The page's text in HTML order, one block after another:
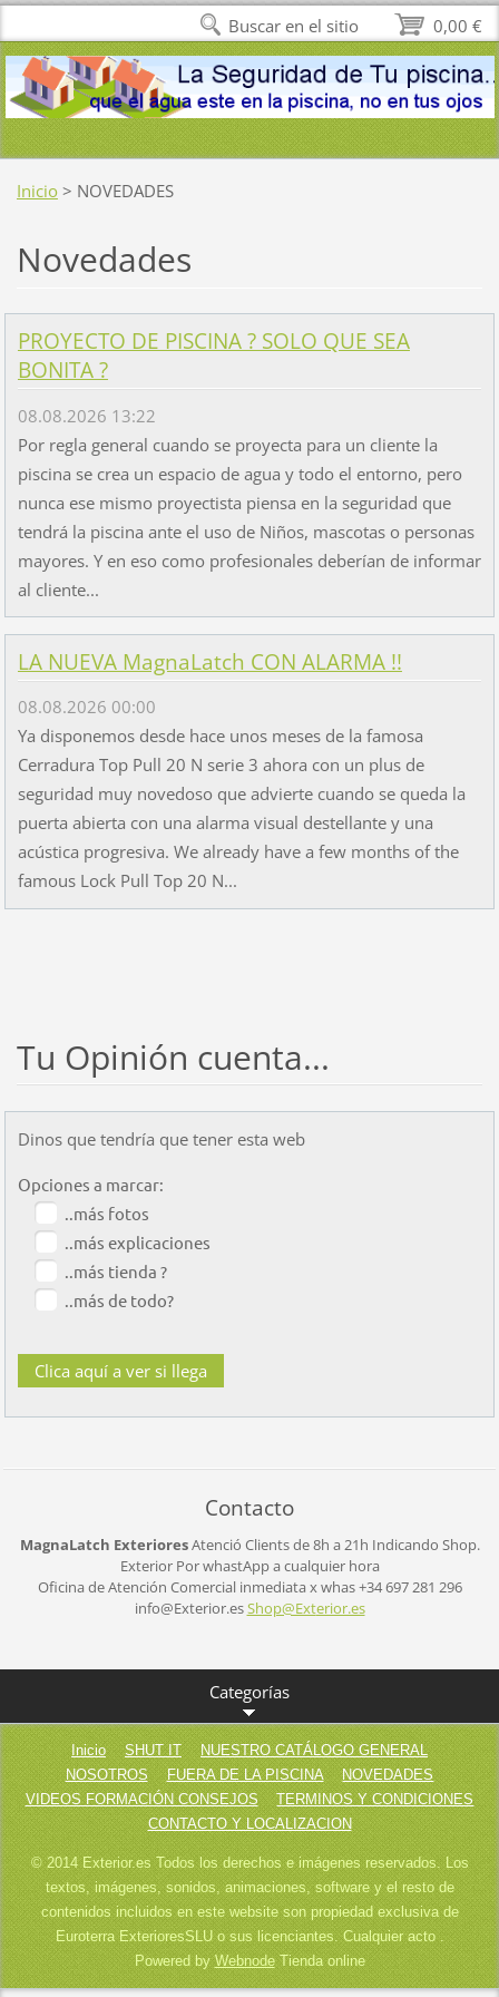
Inicio > NOVEDADES
Novedades
PROYECTO DE PISCINA ? SOLO QUE SEA
BONITA ?
08.08.2026 13:22
Por regla general cuando se proyecta para un cliente la
piscina se crea un espacio de agua y todo el entorno, pero
nunca ese mismo proyectista piensa en la seguridad que
tendrá la piscina ante el uso de Niños, mascotas o personas
mayores. Y en eso como profesionales deberían de informar
al cliente...
LA NUEVA MagnaLatch CON ALARMA !!
08.08.2026 00:00
Ya disponemos desde hace unos meses de la famosa
Cerradura Top Pull 20 N serie 3 ahora con un plus de
seguridad muy novedoso que advierte cuando se queda la
puerta abierta con una alarma visual destellante y una
acústica progresiva. We already have a few months of the
famous Lock Pull Top 20 N...
Tu Opinión cuenta...
Dinos que tendría que tener esta web
Opciones a marcar:
..más fotos
..más explicaciones
..más tienda ?
..más de todo?
Contacto
MagnaLatch ExterioresAtenció Clients de 8h a 21h Indicando Shop.
Exterior Por whastApp a cualquier hora
Oficina de Atención Comercial inmediata x whas +34 697 281 296
info@Exterior.esShop@Exterior.es
Categorías
Inicio SHUT IT
NUESTRO CATÁLOGO GENERAL
NOSOTROS
FUERA DE LA PISCINA
NOVEDADES
VIDEOS FORMACIÓN CONSEJOS
TERMINOS Y CONDICIONES
CONTACTO Y LOCALIZACION
© 2014 Exterior.es Todos los derechos e imágenes reservados. Los
textos, imágenes, sonidos, animaciones, software y el resto de
contenidos incluidos en este website son propiedad exclusiva de
Euroterra ExterioresSLU o sus licenciantes. Cualquier acto .
Powered byWebnodeTienda online
0,00 €
Buscar en el sitio